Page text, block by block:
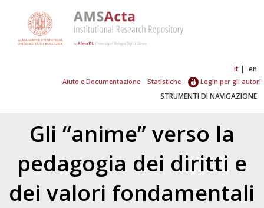
it en
Aiuto e Documentazione Statistiche Login per gli autori
STRUMENTI DI NAVIGAZIONE
Gli “anime” verso la
pedagogia dei diritti e
dei valori fondamentali